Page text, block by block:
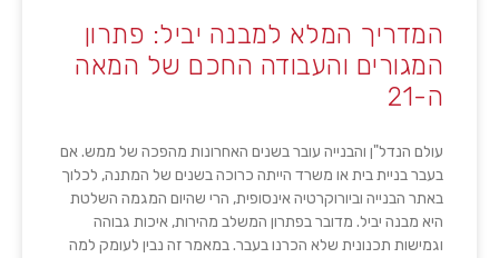
המדריך המלא למבנה יביל: פתרון
המגורים והעבודה החכם של המאה
ה-21
עולם הנדל"ן והבנייה עובר בשנים האחרונות מהפכה של ממש. אם
בעבר בניית בית או משרד הייתה כרוכה בשנים של המתנה, לכלוך
באתר הבנייה וביורוקרטיה אינסופית, הרי שהיום המגמה השלטת
היא מבנה יביל. מדובר בפתרון המשלב מהירות, איכות גבוהה
וגמישות תכנונית שלא הכרנו בעבר. במאמר זה נבין לעומק למה